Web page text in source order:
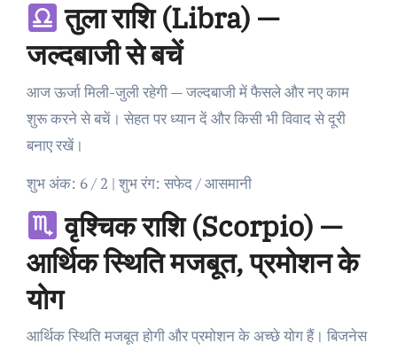
तुला राशि (Libra) —
जल्दबाजी से बचें
आज ऊर्जा मिली-जुली रहेगी — जल्दबाजी में फैसले और नए काम
शुरू करने से बचें। सेहत पर ध्यान दें और किसी भी विवाद से दूरी
बनाए रखें।
शुभ अंक: 6 / 2 | शुभ रंग: सफेद / आसमानी
वृश्चिक राशि (Scorpio) —
आर्थिक स्थिति मजबूत, प्रमोशन के
योग
आर्थिक स्थिति मजबूत होगी और प्रमोशन के अच्छे योग हैं। बिजनेस